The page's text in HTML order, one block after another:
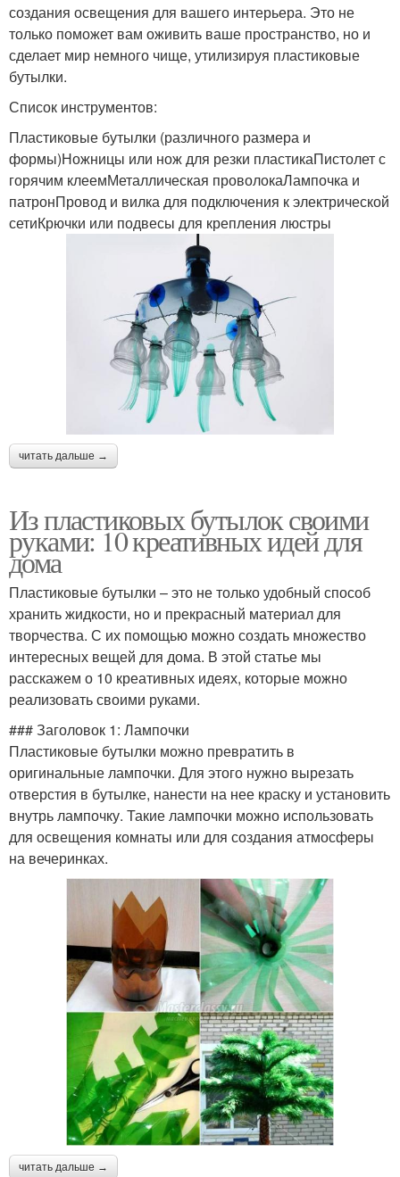
создания освещения для вашего интерьера. Это не
только поможет вам оживить ваше пространство, но и
сделает мир немного чище, утилизируя пластиковые
бутылки.
Список инструментов:
Пластиковые бутылки (различного размера и
формы)Ножницы или нож для резки пластикаПистолет с
горячим клеемМеталлическая проволокаЛампочка и
патронПровод и вилка для подключения к электрической
сетиКрючки или подвесы для крепления люстры
читать дальше →
Из пластиковых бутылок своими
руками: 10 креативных идей для
дома
Пластиковые бутылки – это не только удобный способ
хранить жидкости, но и прекрасный материал для
творчества. С их помощью можно создать множество
интересных вещей для дома. В этой статье мы
расскажем о 10 креативных идеях, которые можно
реализовать своими руками.
### Заголовок 1: Лампочки
Пластиковые бутылки можно превратить в
оригинальные лампочки. Для этого нужно вырезать
отверстия в бутылке, нанести на нее краску и установить
внутрь лампочку. Такие лампочки можно использовать
для освещения комнаты или для создания атмосферы
на вечеринках.
читать дальше →